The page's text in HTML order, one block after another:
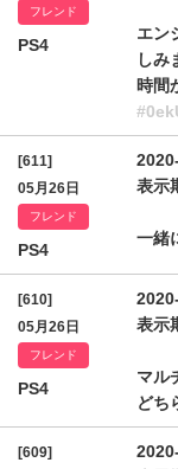
フレンド
PS4
エン
しみ
時間
[611]
05月26日
フレンド
PS4
表示
一緒
[610]
05月26日
フレンド
PS4
表示
マル
どち
[609]